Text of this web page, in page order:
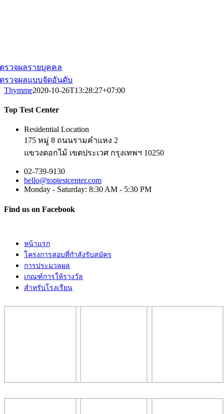
ตรวจผลรายบุคคล
ตรวจผลแบบจัดอันดับ
Thymme2020-10-26T13:28:27+07:00
Top Test Center
Residential Location
175 หมู่ 8 ถนนรามคำแหง 2
แขวงดอกไม้ เขตประเวศ กรุงเทพฯ 10250
02-739-9130
hello@toptestcenter.com
Monday - Saturday: 8:30 AM - 5:30 PM
Find us on Facebook
หน้าแรก
โครงการสอบที่กำลังรับสมัคร
การประมวลผล
เกณฑ์การให้รางวัล
สำหรับโรงเรียน